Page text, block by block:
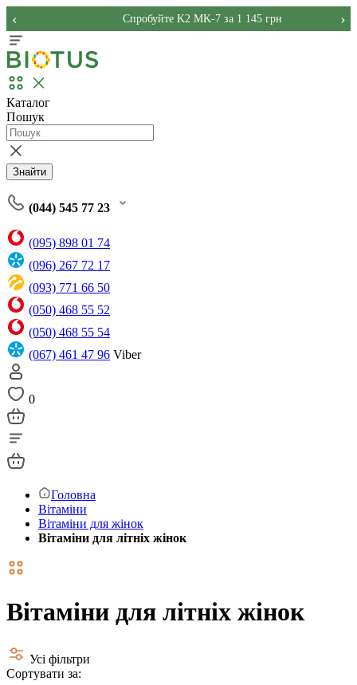
Спробуйте K2 MK-7 за 1 145 грн
‹ ›
Каталог
Пошук
Знайти
(044) 545 77 23
(095) 898 01 74
(096) 267 72 17
(093) 771 66 50
(050) 468 55 52
(050) 468 55 54
(067) 461 47 96 Viber
0
Головна
Вітаміни
Вітаміни для жінок
Вітаміни для літніх жінок
Вітаміни для літніх жінок
Усі фільтри
Сортувати за: